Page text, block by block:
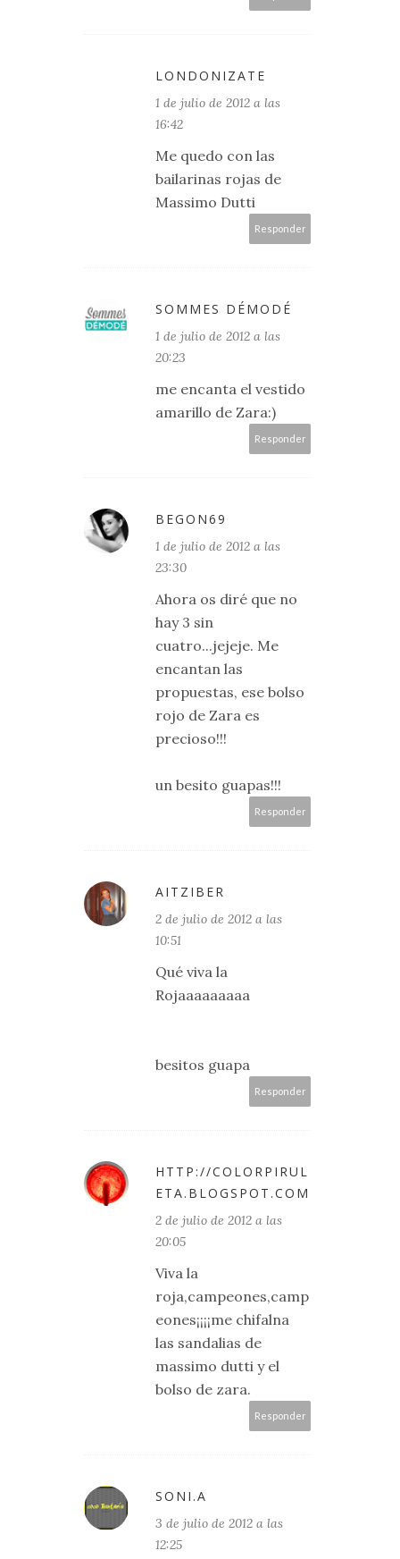
LONDONIZATE
1 de julio de 2012 a las
16:42
Me quedo con las
bailarinas rojas de
Massimo Dutti
Responder
SOMMES DÉMODÉ
1 de julio de 2012 a las
20:23
me encanta el vestido
amarillo de Zara:)
Responder
BEGON69
1 de julio de 2012 a las
23:30
Ahora os diré que no
hay 3 sin
cuatro...jejeje. Me
encantan las
propuestas, ese bolso
rojo de Zara es
precioso!!!
un besito guapas!!!
Responder
AITZIBER
2 de julio de 2012 a las
10:51
Qué viva la
Rojaaaaaaaaa
besitos guapa
Responder
HTTP://COLORPIRUL
ETA.BLOGSPOT.COM
2 de julio de 2012 a las
20:05
Viva la
roja,campeones,camp
eones¡¡¡¡me chifalna
las sandalias de
massimo dutti y el
bolso de zara.
Responder
SONI.A
3 de julio de 2012 a las
12:25